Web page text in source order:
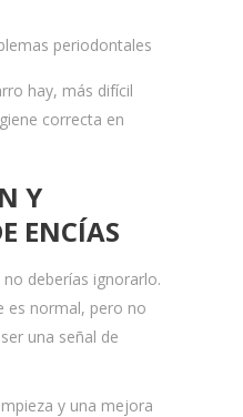
periodontales
hay, más difícil
correcta en
Y
ENCÍAS
deberías ignorarlo.
es normal, pero no
una señal de
y una mejora